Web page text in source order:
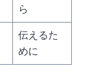
ら
伝えるた
めに